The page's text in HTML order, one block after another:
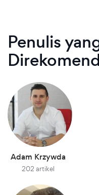
Penulis
Adam Krzywda
202 artikel